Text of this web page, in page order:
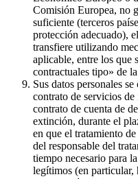
Comisión Europea, no
suficiente (terceros
protección adecuado),
transfiere utilizando
aplicable, entre los que
contractuales tipo» de
Sus datos personales
contrato de servicios
contrato de cuenta de
extinción, durante el
en que el tratamiento
del responsable del
tiempo necesario para
legítimos (en particular,